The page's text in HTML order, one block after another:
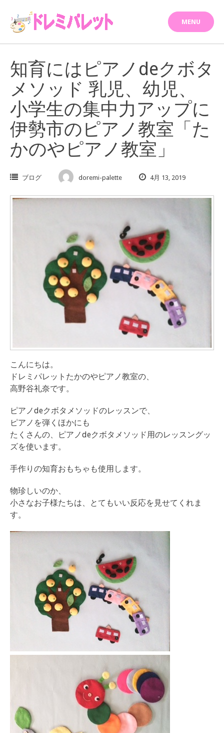
content
MENU
知育にはピアノdeクボタ
メソッド 乳児、幼児、
小学生の集中力アップに
伊勢市のピアノ教室「た
かのやピアノ教室」
ブログ doremi-palette 4月 13, 2019
こんにちは。
ドレミパレットたかのやピアノ教室の、
高野谷礼奈です。
ピアノdeクボタメソッドのレッスンで、
ピアノを弾くほかにも
たくさんの、ピアノdeクボタメソッド用のレッスングッ
ズを使います。
手作りの知育おもちゃも使用します。
物珍しいのか、
小さなお子様たちは、とてもいい反応を見せてくれま
す。